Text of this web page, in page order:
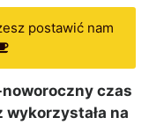
postawić nam
noworoczny czas
wykorzystała na